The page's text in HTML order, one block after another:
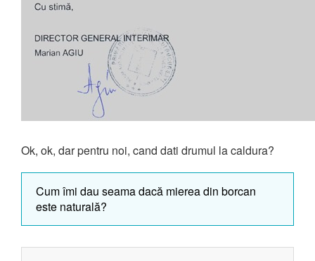
Ok, ok, dar pentru noi, cand dati drumul la caldura?
Cum îmi dau seama dacă mierea din borcan
este naturală?